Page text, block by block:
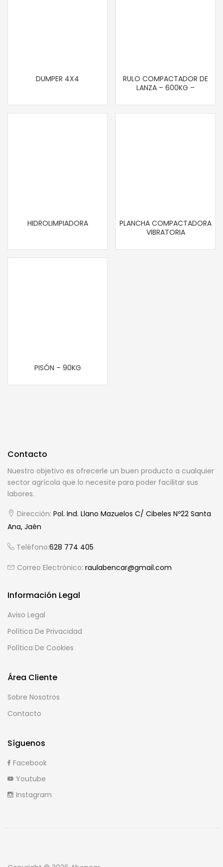
DUMPER 4X4
RULO COMPACTADOR DE
LANZA – 600KG –
HIDROLIMPIADORA
PLANCHA COMPACTADORA
VIBRATORIA
PISÓN – 90KG
Contacto
Nuestro objetivo es ofrecerle un buen producto a cualquier
sector agrícola que lo necesite para poder facilitar sus
labores.
Dirección: Pol. Ind. Llano Mazuelos C/ Cibeles Nº22 Santa
Ana, Jaén
Teléfono:628 774 405
Correo Electrónico: raulabencar@gmail.com
Información Legal
Aviso Legal
Política De Privacidad
Política De Cookies
Área Cliente
Sobre Nosotros
Contacto
Síguenos
Facebook
Youtube
Instagram